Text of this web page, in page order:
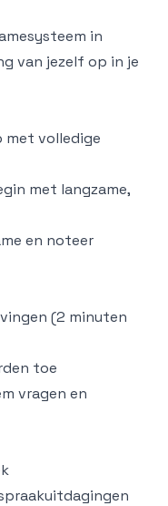
in
van jezelf op in je
met volledige
met langzame,
en noteer
(2 minuten
toe
vragen en